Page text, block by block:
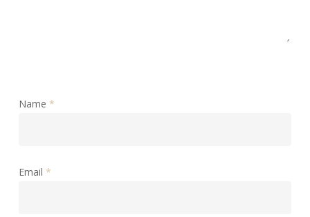
Name *
Email *